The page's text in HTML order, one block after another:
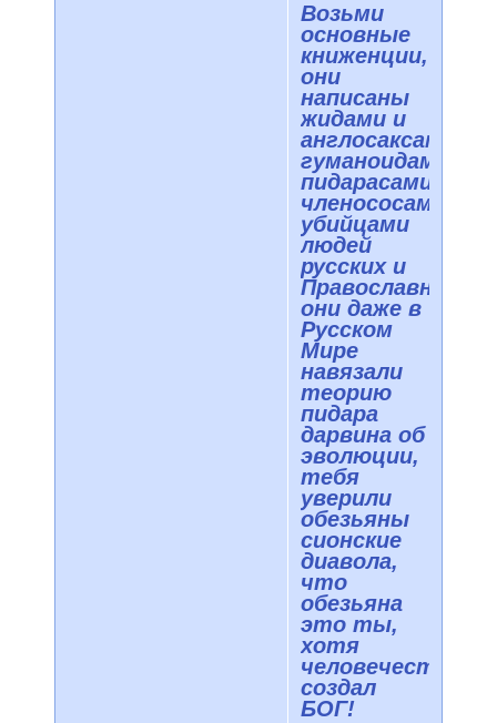
Возьми
основные
книженции,
они
написаны
жидами и
англосаксами,
гуманоидами-
пидарасами,
членососами,
убийцами
людей
русских и
Православных,
они даже в
Русском
Мире
навязали
теорию
пидара
дарвина об
эволюции,
тебя
уверили
обезьяны
сионские
диавола,
что
обезьяна
это ты,
хотя
человечество
создал
БОГ!